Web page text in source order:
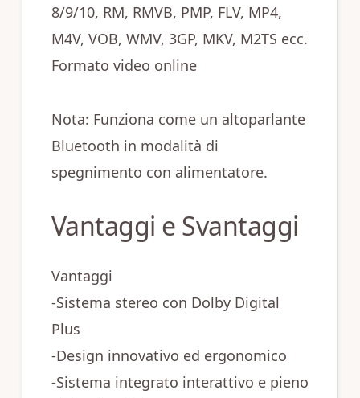
8/9/10, RM, RMVB, PMP, FLV, MP4,
M4V, VOB, WMV, 3GP, MKV, M2TS ecc.
Formato video online
Nota: Funziona come un altoparlante
Bluetooth in modalità di
spegnimento con alimentatore.
Vantaggi e Svantaggi
Vantaggi
-Sistema stereo con Dolby Digital
Plus
-Design innovativo ed ergonomico
-Sistema integrato interattivo e pieno